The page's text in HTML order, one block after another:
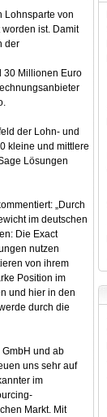
Lohnsparte von
ist. Damit
der
30 Millionen Euro
der Lohn- und
kleine und mittlere
Lösungen
„Durch
im deutschen
Die Exact
nutzen
von ihrem
Position im
und hier in den
durch die
und ab
uns sehr auf
im
Markt. Mit